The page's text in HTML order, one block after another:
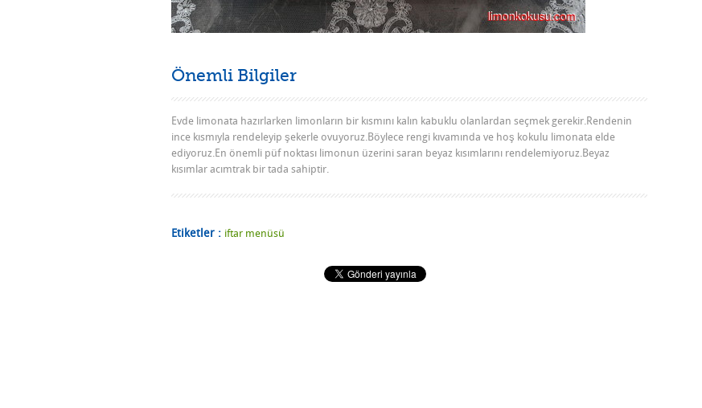
Önemli Bilgiler
Evde limonata hazırlarken limonların bir kısmını kalın kabuklu olanlardan seçmek gerekir.Rendenin
ince kısmıyla rendeleyip şekerle ovuyoruz.Böylece rengi kıvamında ve hoş kokulu limonata elde
ediyoruz.En önemli püf noktası limonun üzerini saran beyaz kısımlarını rendelemiyoruz.Beyaz
kısımlar acımtrak bir tada sahiptir.
Etiketler : iftar menüsü